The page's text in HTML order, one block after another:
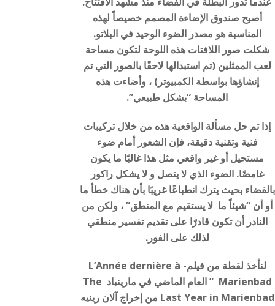
أصبح صندوق الإضاءة المصمم خصيصاً لهذه
المناسبة هو مصدر الضوء الوحيد في البلاتو.
شكلت صور اللافتات هذه اللوحة لتكون مساحة
لعب الممثلين (تم استبدالها لاحقًا بالصور التي تم
إنشاؤها بواسطة الكمبيوتر) ، وأضاءت هذه
المساحة “بشكل طبيعي”.
إذا تم حل مسألة الواقعية هذه من خلال تركيبات
فنية وتقنية دقيقة، فإن الشعور أمام ضوء
مستحيل أو غير واقعي مثل هذا غالبًا ما يكون
غامضًا. الضوء الذي لا يتصل و لا يشكل راكور
بالفضاء بحيث يترك انطباعًا غريبًا بأن هناك خطأ ما
أو أن “شيئاً ما لا يستقيم مع المنطق” ، ولكن من
النادر أن تكون قادرًا على تقديم تفسير منطقي
لذلك على الفور.
لنأخذ لقطة من فيلم- L’Année dernière à
Marienbad ” العام الماضي في مارينباد The
Last Year in Marienbad من إخراج آلان رينيه